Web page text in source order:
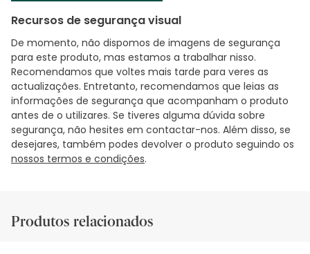
Recursos de segurança visual
De momento, não dispomos de imagens de segurança
para este produto, mas estamos a trabalhar nisso.
Recomendamos que voltes mais tarde para veres as
actualizações. Entretanto, recomendamos que leias as
informações de segurança que acompanham o produto
antes de o utilizares. Se tiveres alguma dúvida sobre
segurança, não hesites em contactar-nos. Além disso, se
desejares, também podes devolver o produto seguindo os
nossos termos e condições.
Produtos relacionados